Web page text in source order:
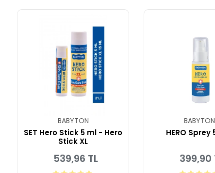
BABYTON
SET Hero Stick 5 ml - Hero
Stick XL
539,96 TL
BABYTON
HERO Sprey
399,90